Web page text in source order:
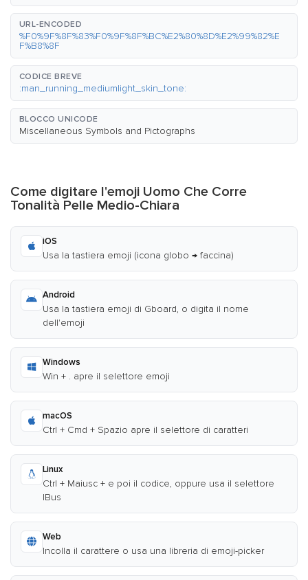
URL-ENCODED
%F0%9F%8F%83%F0%9F%8F%BC%E2%80%8D%E2%99%82%E
F%B8%8F
CODICE BREVE
:man_running_mediumlight_skin_tone:
BLOCCO UNICODE
Miscellaneous Symbols and Pictographs
Come digitare l'emoji Uomo Che Corre
Tonalità Pelle Medio-Chiara
iOS
Usa la tastiera emoji (icona globo → faccina)
Android
Usa la tastiera emoji di Gboard, o digita il nome
dell'emoji
Windows
Win + . apre il selettore emoji
macOS
Ctrl + Cmd + Spazio apre il selettore di caratteri
Linux
Ctrl + Maiusc + e poi il codice, oppure usa il selettore
IBus
Web
Incolla il carattere o usa una libreria di emoji-picker